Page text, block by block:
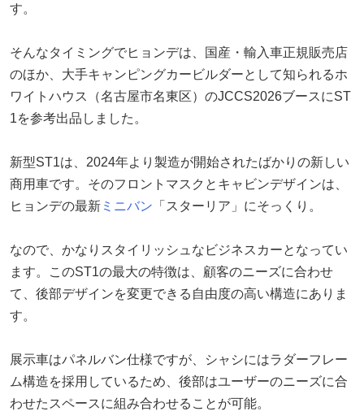
す。
そんなタイミングでヒョンデは、国産・輸入車正規販売店
のほか、大手キャンピングカービルダーとして知られるホ
ワイトハウス（名古屋市名東区）のJCCS2026ブースにST
1を参考出品しました。
新型ST1は、2024年より製造が開始されたばかりの新しい
商用車です。そのフロントマスクとキャビンデザインは、
ヒョンデの最新 ミニバン 「スターリア」にそっくり。
なので、かなりスタイリッシュなビジネスカーとなってい
ます。このST1の最大の特徴は、顧客のニーズに合わせ
て、後部デザインを変更できる自由度の高い構造にありま
す。
展示車はパネルバン仕様ですが、シャシにはラダーフレー
ム構造を採用しているため、後部はユーザーのニーズに合
わせたスペースに組み合わせることが可能。